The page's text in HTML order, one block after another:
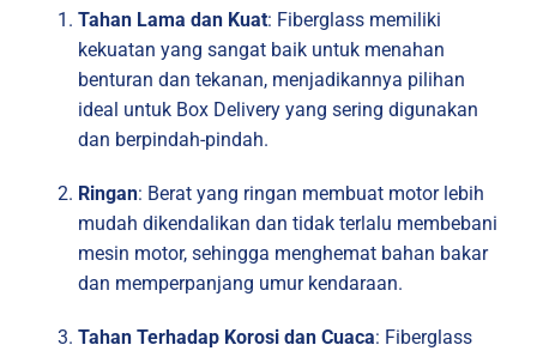
Tahan Lama dan Kuat: Fiberglass memiliki
kekuatan yang sangat baik untuk menahan
benturan dan tekanan, menjadikannya pilihan
ideal untuk Box Delivery yang sering digunakan
dan berpindah-pindah.
Ringan: Berat yang ringan membuat motor lebih
mudah dikendalikan dan tidak terlalu membebani
mesin motor, sehingga menghemat bahan bakar
dan memperpanjang umur kendaraan.
Tahan Terhadap Korosi dan Cuaca: Fiberglass